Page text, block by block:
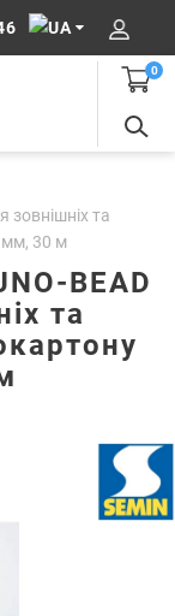
0
зовнішніх та
мм, 30 м
BEAD
та